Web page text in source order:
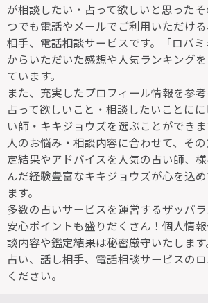
が相談したい・占って欲しいと思った
つでも電話やメールでご利用いただけ
相手、電話相談サービスです。「ロバ
からいただいた感想や人気ランキング
ています。
また、充実したプロフィール情報を参
占って欲しいこと・相談したいことに
い師・キキジョウズを選ぶことができ
人のお悩み・相談内容に合わせて、そ
定結果やアドバイスを人気の占い師、
んだ経験豊富なキキジョウズが心を込
ます。
多数の占いサービスを運営するザッパ
安心ポイントも盛りだくさん！個人情
談内容や鑑定結果は秘密厳守いたしま
占い、話し相手、電話相談サービスの
ください。